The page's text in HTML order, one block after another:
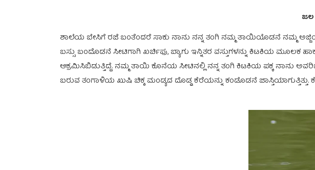
ಜಲ
ಶಾಲೆಯ ಬೇಸಿಗೆ ರಜೆ ಬಂತೆಂದರೆ ಸಾಕು ನಾನು ನನ್ನ ತಂಗಿ ನಮ್ಮ ತಾಯಿಯೊಡನೆ ನಮ್ಮ
ಬಸ್ಸು ಬಂದೊಡನೆ ಸೀಟಿಗಾಗಿ ಖರ್ಚಿಫು, ಬ್ಯಾಗು ಇನ್ನಿತರ ವಸ್ತುಗಳನ್ನು ಕಿಟಕಿಯ
ಆಕ್ರಮಿಸಿಬಿಡುತ್ತಿದ್ದೆ. ನಮ್ಮ ತಾಯಿ ಕೊನೆಯ ಸೀಟಿನಲ್ಲಿ ನನ್ನ ತಂಗಿ ಕಿಟಕಿಯ ಪಕ್ಕ ನಾನು
ಬರುವ ತಂಗಾಳಿಯ ಖುಷಿ ಚಿಕ್ಕ ಮಂಡ್ಯದ ದೊಡ್ಡ ಕೆರೆಯನ್ನು ಕಂಡೊಡನೆ ಜಾಸ್ತಿಯಾಗುತ್ತಿತ್ತು.